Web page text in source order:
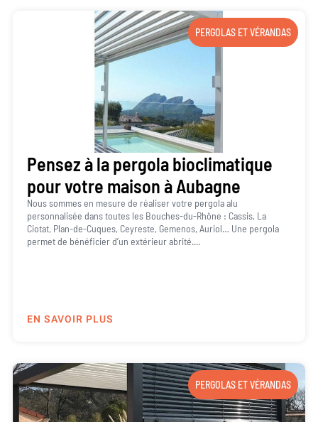
PERGOLAS ET VÉRANDAS
Pensez à la pergola bioclimatique
pour votre maison à Aubagne
Nous sommes en mesure de réaliser votre pergola alu
personnalisée dans toutes les Bouches-du-Rhône : Cassis, La
Ciotat, Plan-de-Cuques, Ceyreste, Gemenos, Auriol… Une pergola
permet de bénéficier d’un extérieur abrité....
EN SAVOIR PLUS
PERGOLAS ET VÉRANDAS